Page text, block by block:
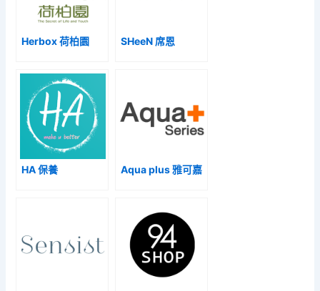
Herbox 荷柏園 SHeeN 席恩
HA 保養 Aqua plus 雅可嘉